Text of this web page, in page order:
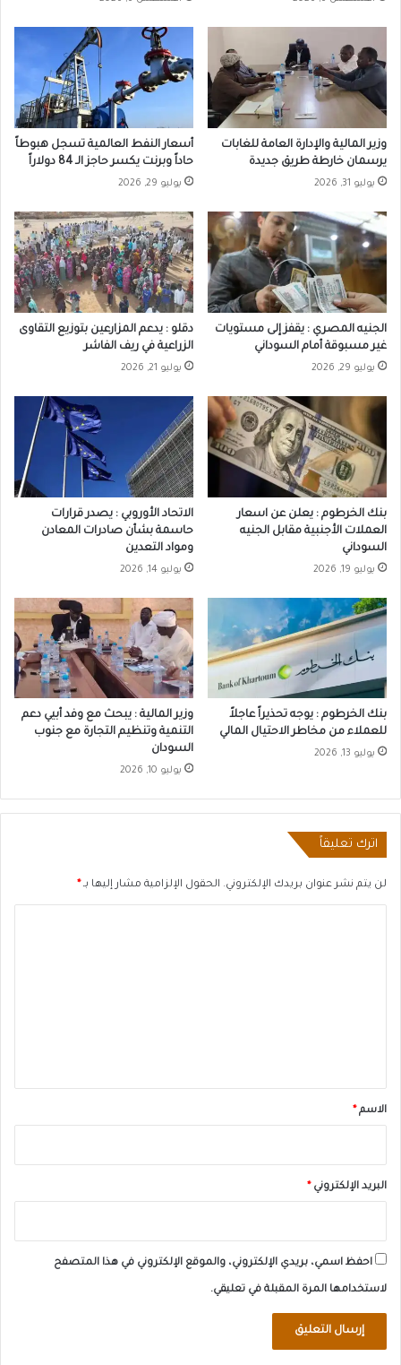
وزير المالية والإدارة العامة للغابات
يرسمان خارطة طريق جديدة
يوليو 31, 2026
أسعار النفط العالمية تسجل هبوطاً
حاداً وبرنت يكسر حاجز الـ 84 دولاراً
يوليو 29, 2026
الجنيه المصري : يقفز إلى مستويات
غير مسبوقة أمام السوداني
يوليو 29, 2026
دقلو : يدعم المزارعين بتوزيع التقاوى
الزراعية في ريف الفاشر
يوليو 21, 2026
بنك الخرطوم : يعلن عن اسعار
العملات الأجنبية مقابل الجنيه
السوداني
يوليو 19, 2026
الاتحاد الأوروبي : يصدر قرارات
حاسمة بشأن صادرات المعادن
ومواد التعدين
يوليو 14, 2026
بنك الخرطوم : يوجه تحذيراً عاجلاً
للعملاء من مخاطر الاحتيال المالي
يوليو 13, 2026
وزير المالية : يبحث مع وفد أبيي دعم
التنمية وتنظيم التجارة مع جنوب
السودان
يوليو 10, 2026
اترك تعليقاً
لن يتم نشر عنوان بريدك الإلكتروني. الحقول الإلزامية مشار إليها بـ *
*الاسم *
البريد الإلكتروني *
احفظ اسمي، بريدي الإلكتروني، والموقع الإلكتروني في هذا المتصفح
لاستخدامها المرة المقبلة في تعليقي.